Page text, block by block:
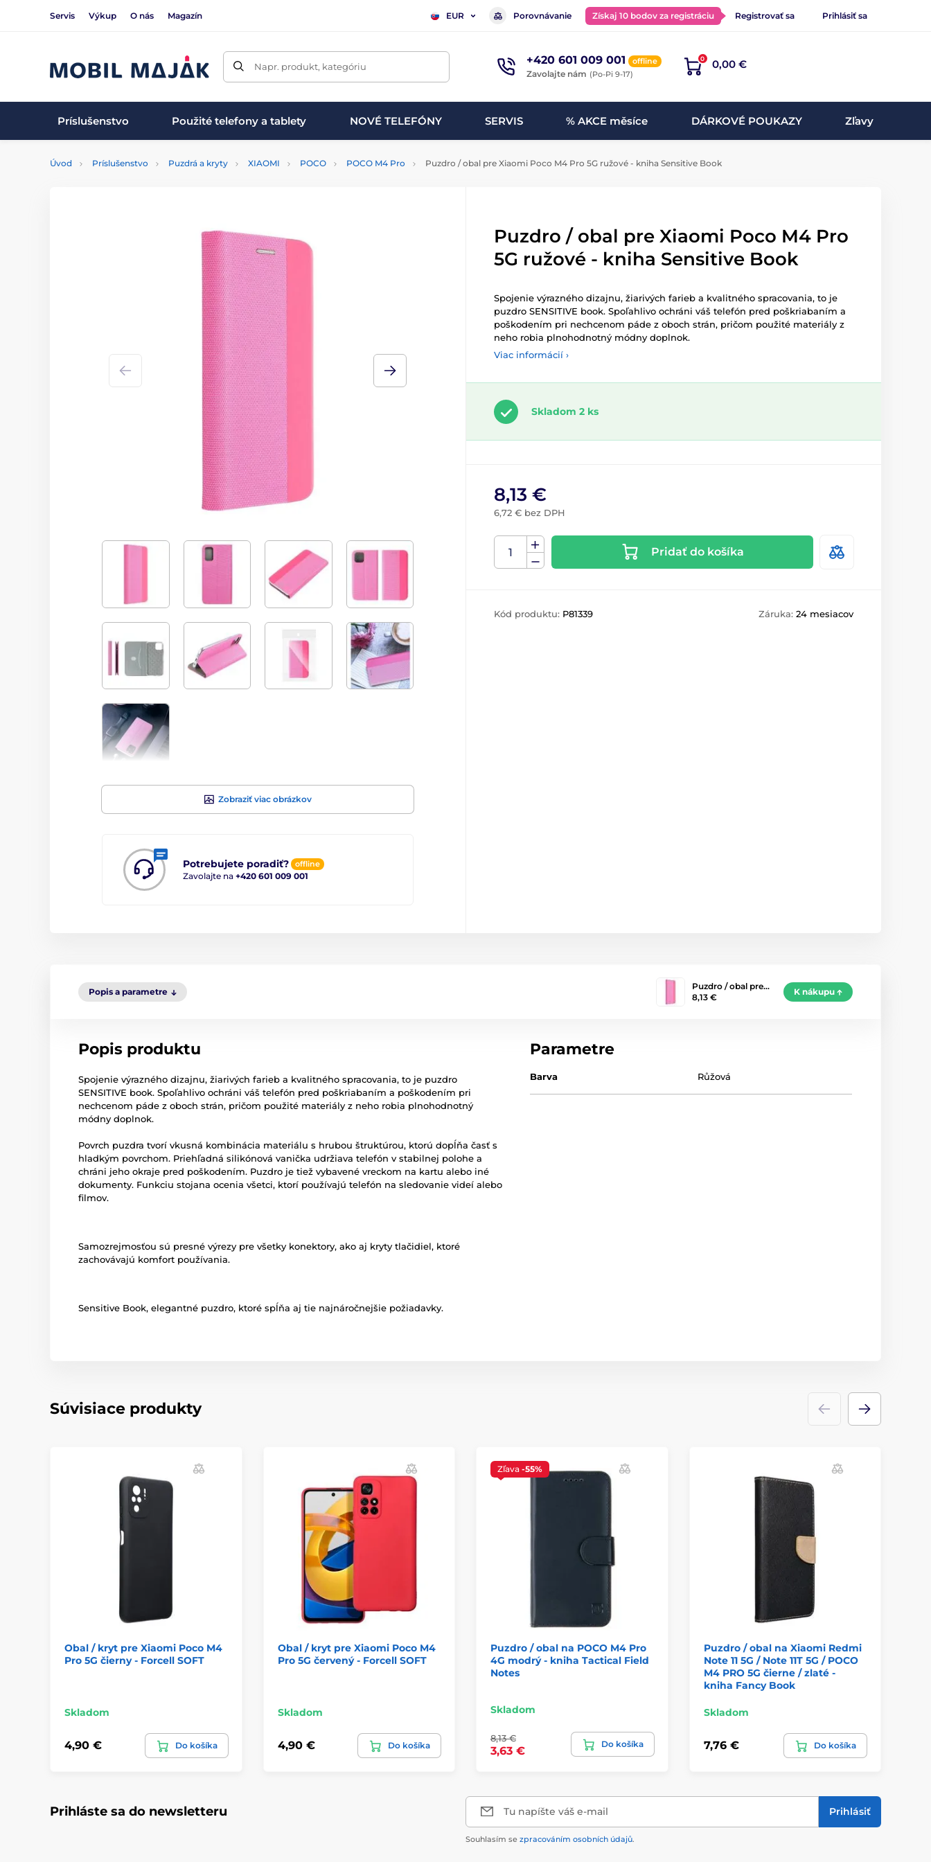
Servis Výkup O nás Magazín EUR Porovnávanie Získaj 10 bodov za registráciu Registrovať sa Prihlásiť sa
Napr. produkt, kategóriu +420 601 009 001 offline
Zavolajte nám (Po-Pi 9-17)
0 0,00 €
Príslušenstvo Použité telefony a tablety NOVÉ TELEFÓNY SERVIS % AKCE měsíce DÁRKOVÉ POUKAZY Zľavy
Úvod Príslušenstvo Puzdrá a kryty XIAOMI POCO POCO M4 Pro Puzdro / obal pre Xiaomi Poco M4 Pro 5G ružové - kniha Sensitive Book
Zobraziť viac obrázkov
Potrebujete poradiť? offline
Zavolajte na +420 601 009 001
Puzdro / obal pre Xiaomi Poco M4 Pro
5G ružové - kniha Sensitive Book
Spojenie výrazného dizajnu, žiarivých farieb a kvalitného spracovania, to je
puzdro SENSITIVE book. Spoľahlivo ochráni váš telefón pred poškriabaním a
poškodením pri nechcenom páde z oboch strán, pričom použité materiály z
neho robia plnohodnotný módny doplnok.
Viac informácií ›
Skladom 2 ks
8,13 €
6,72 € bez DPH
Pridať do košíka
Kód produktu: P81339 Záruka: 24 mesiacov
Popis a parametre
Puzdro / obal pre…
8,13 €
K nákupu
Popis produktu
Spojenie výrazného dizajnu, žiarivých farieb a kvalitného spracovania, to je puzdro
SENSITIVE book. Spoľahlivo ochráni váš telefón pred poškriabaním a poškodením pri
nechcenom páde z oboch strán, pričom použité materiály z neho robia plnohodnotný
módny doplnok.
Povrch puzdra tvorí vkusná kombinácia materiálu s hrubou štruktúrou, ktorú dopĺňa časť s
hladkým povrchom. Priehľadná silikónová vanička udržiava telefón v stabilnej polohe a
chráni jeho okraje pred poškodením. Puzdro je tiež vybavené vreckom na kartu alebo iné
dokumenty. Funkciu stojana ocenia všetci, ktorí používajú telefón na sledovanie videí alebo
filmov.
Samozrejmosťou sú presné výrezy pre všetky konektory, ako aj kryty tlačidiel, ktoré
zachovávajú komfort používania.
Sensitive Book, elegantné puzdro, ktoré spĺňa aj tie najnáročnejšie požiadavky.
Parametre
Barva Růžová
Súvisiace produkty
Obal / kryt pre Xiaomi Poco M4
Pro 5G čierny - Forcell SOFT
Skladom
4,90 € Do košíka
Obal / kryt pre Xiaomi Poco M4
Pro 5G červený - Forcell SOFT
Skladom
4,90 € Do košíka
Zľava -55%
Puzdro / obal na POCO M4 Pro
4G modrý - kniha Tactical Field
Notes
Skladom
8,13 €
3,63 €
Do košíka
Puzdro / obal na Xiaomi Redmi
Note 11 5G / Note 11T 5G / POCO
M4 PRO 5G čierne / zlaté -
kniha Fancy Book
Skladom
7,76 € Do košíka
Prihláste sa do newsletteru Tu napíšte váš e-mail Prihlásiť
Souhlasím se zpracováním osobních údajů.